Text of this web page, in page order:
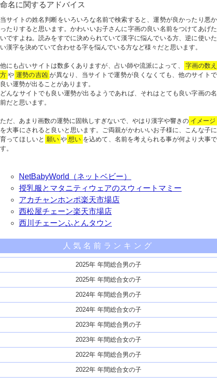
命名に関するアドバイス
当サイトの姓名判断をいろいろな名前で検索すると、運勢が良かったり悪か
ったりすると思います。かわいいお子さんに字画の良い名前をつけてあげた
いですよね。読みをすでに決められていて漢字に悩んでいる方、逆に使いた
い漢字を決めていて合わせる字を悩んでいる方など様々だと思います。
他にも占いサイトは数多くありますが、占い師や流派によって、
字画の数え
方 や 運勢の吉凶 が異なり、当サイトで運勢が良くなくても、他のサイトで
良い運勢が出ることがあります。
どんなサイトでも良い運勢が出るようであれば、それはとても良い字画の名
前だと思います。
ただ、あまり画数の運勢に固執しすぎないで、やはり漢字や響きの イメージ
を大事にされると良いと思います。ご両親がかわいいお子様に、こんな子に
育ってほしいと 願い や 想い を込めて、名前を考えられる事が何より大事で
す。
NetBabyWorld（ネットベビー）
授乳服とマタニティウェアのスウィートマミー
アカチャンホンポ楽天市場店
西松屋チェーン楽天市場店
西川チェーンふとんタウン
人気名前ランキング
2025年 年間総合男の子
2025年 年間総合女の子
2024年 年間総合男の子
2024年 年間総合女の子
2023年 年間総合男の子
2023年 年間総合女の子
2022年 年間総合男の子
2022年 年間総合女の子